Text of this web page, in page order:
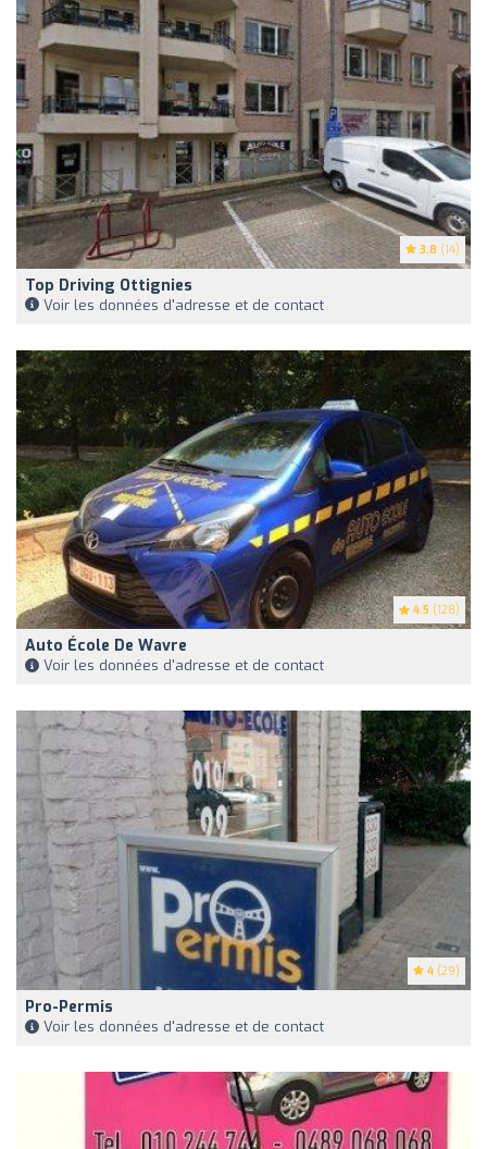
3.8 (14)
Top Driving Ottignies
Voir les données d'adresse et de contact
4.5 (128)
Auto École De Wavre
Voir les données d'adresse et de contact
4 (29)
Pro-Permis
Voir les données d'adresse et de contact